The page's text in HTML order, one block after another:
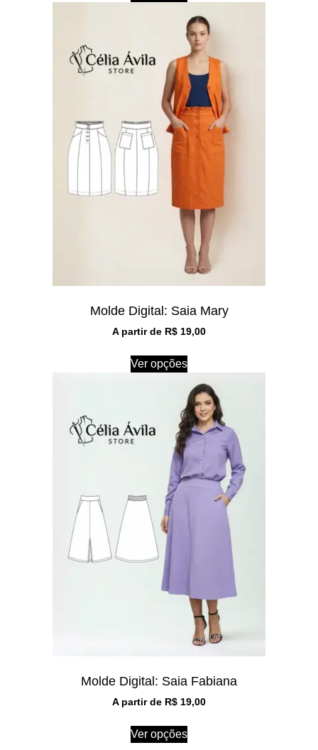
Molde Digital: Saia Mary
A partir de R$ 19,00
Ver opções
Molde Digital: Saia Fabiana
A partir de R$ 19,00
Ver opções